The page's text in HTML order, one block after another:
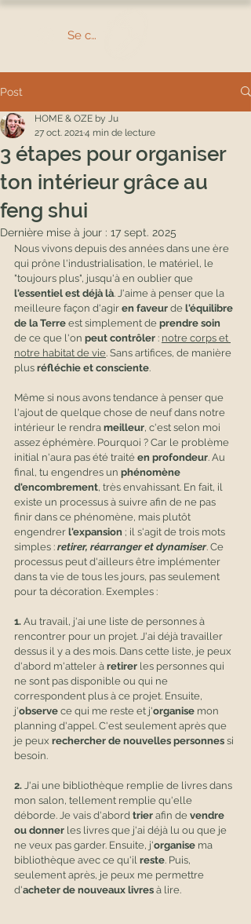
Se connecter
Post
3 étapes pour organiser
ton intérieur grâce au
feng shui
HOME & OZE by Ju
27 oct. 20214 min de lecture
Dernière mise à jour : 17 sept. 2025
Nous vivons depuis des années dans une ère
qui prône l'industrialisation, le matériel, le
"toujours plus", jusqu'à en oublier que
l'essentiel est déjà là. J'aime à penser que la
meilleure façon d'agir en faveur de l'équilibre
de la Terre est simplement de prendre soin
de ce que l'on peut contrôler : notre corps et
notre habitat de vie. Sans artifices, de manière
plus réfléchie et consciente.
Même si nous avons tendance à penser que
l'ajout de quelque chose de neuf dans notre
intérieur le rendra meilleur, c'est selon moi
assez éphémère. Pourquoi ? Car le problème
initial n'aura pas été traité en profondeur. Au
final, tu engendres un phénomène
d'encombrement, très envahissant. En fait, il
existe un processus à suivre afin de ne pas
finir dans ce phénomène, mais plutôt
engendrer l'expansion ; il s'agit de trois mots
simples : retirer, réarranger et dynamiser. Ce
processus peut d'ailleurs être implémenter
dans ta vie de tous les jours, pas seulement
pour ta décoration. Exemples :
1. Au travail, j'ai une liste de personnes à
rencontrer pour un projet. J'ai déjà travailler
dessus il y a des mois. Dans cette liste, je peux
d'abord m'atteler à retirer les personnes qui
ne sont pas disponible ou qui ne
correspondent plus à ce projet. Ensuite,
j'observe ce qui me reste et j'organise mon
planning d'appel. C'est seulement après que
je peux rechercher de nouvelles personnes si
besoin.
2. J'ai une bibliothèque remplie de livres dans
mon salon, tellement remplie qu'elle
déborde. Je vais d'abord trier afin de vendre
ou donner les livres que j'ai déjà lu ou que je
ne veux pas garder. Ensuite, j'organise ma
bibliothèque avec ce qu'il reste. Puis,
seulement après, je peux me permettre
d'acheter de nouveaux livres à lire.